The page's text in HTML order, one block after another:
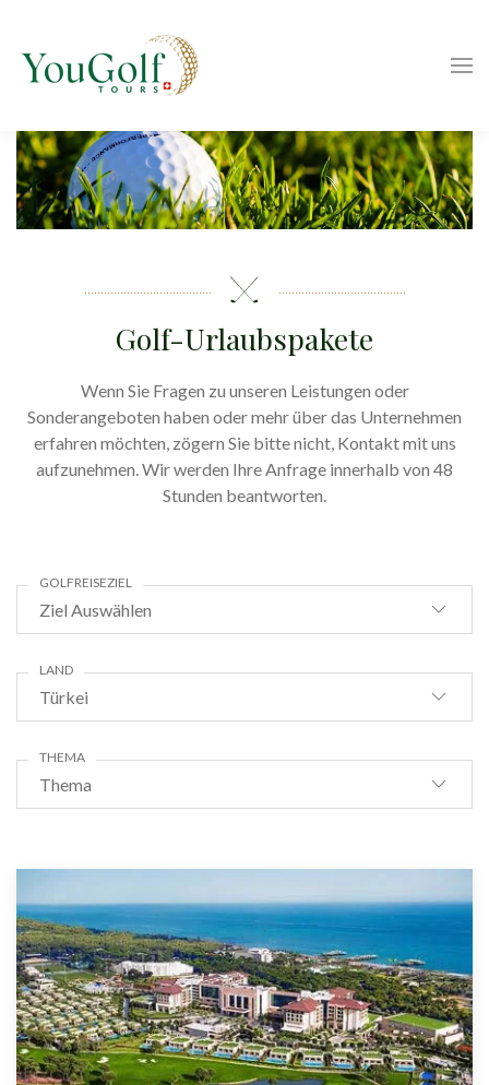
Golf-Urlaubspakete
Wenn Sie Fragen zu unseren Leistungen oder
Sonderangeboten haben oder mehr über das Unternehmen
erfahren möchten, zögern Sie bitte nicht, Kontakt mit uns
aufzunehmen. Wir werden Ihre Anfrage innerhalb von 48
Stunden beantworten.
Ziel Auswählen
GOLFREISEZIEL
Türkei
LAND
Thema
THEMA